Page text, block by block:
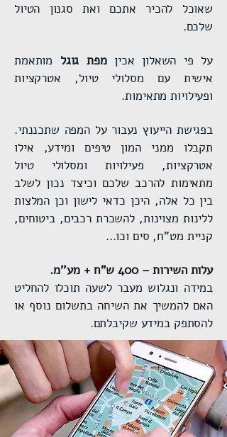
שאוכל להכיר אתכם ואת סגנון הטיול
שלכם.
על פי השאלון אכיןמפת גוגל מותאמת
אישית עם מסלולי טיול, אטרקציות
ופעילויות מתאימות.
בפגישת הייעוץ נעבור על המפה שתכננתי.
תקבלו ממני המון טיפים ומידע, אילו
אטרקציות, פעילויות ומסלולי טיול
מתאימות להרכב שלכם וכיצד נכון לשלב
בין כל אלה, היכן כדאי לישון וכן המלצות
ללינות מצוינות, להשכרת רכבים, ביטוחים,
קניית מט"ח, סים וכו...
עלות השירות – 400 ש"ח + מע''מ.
במידה ונגלוש מעבר לשעה תוכלו להחליט
האם להמשיך את השיחה בתשלום נוסף או
להסתפק במידע שקיבלתם.